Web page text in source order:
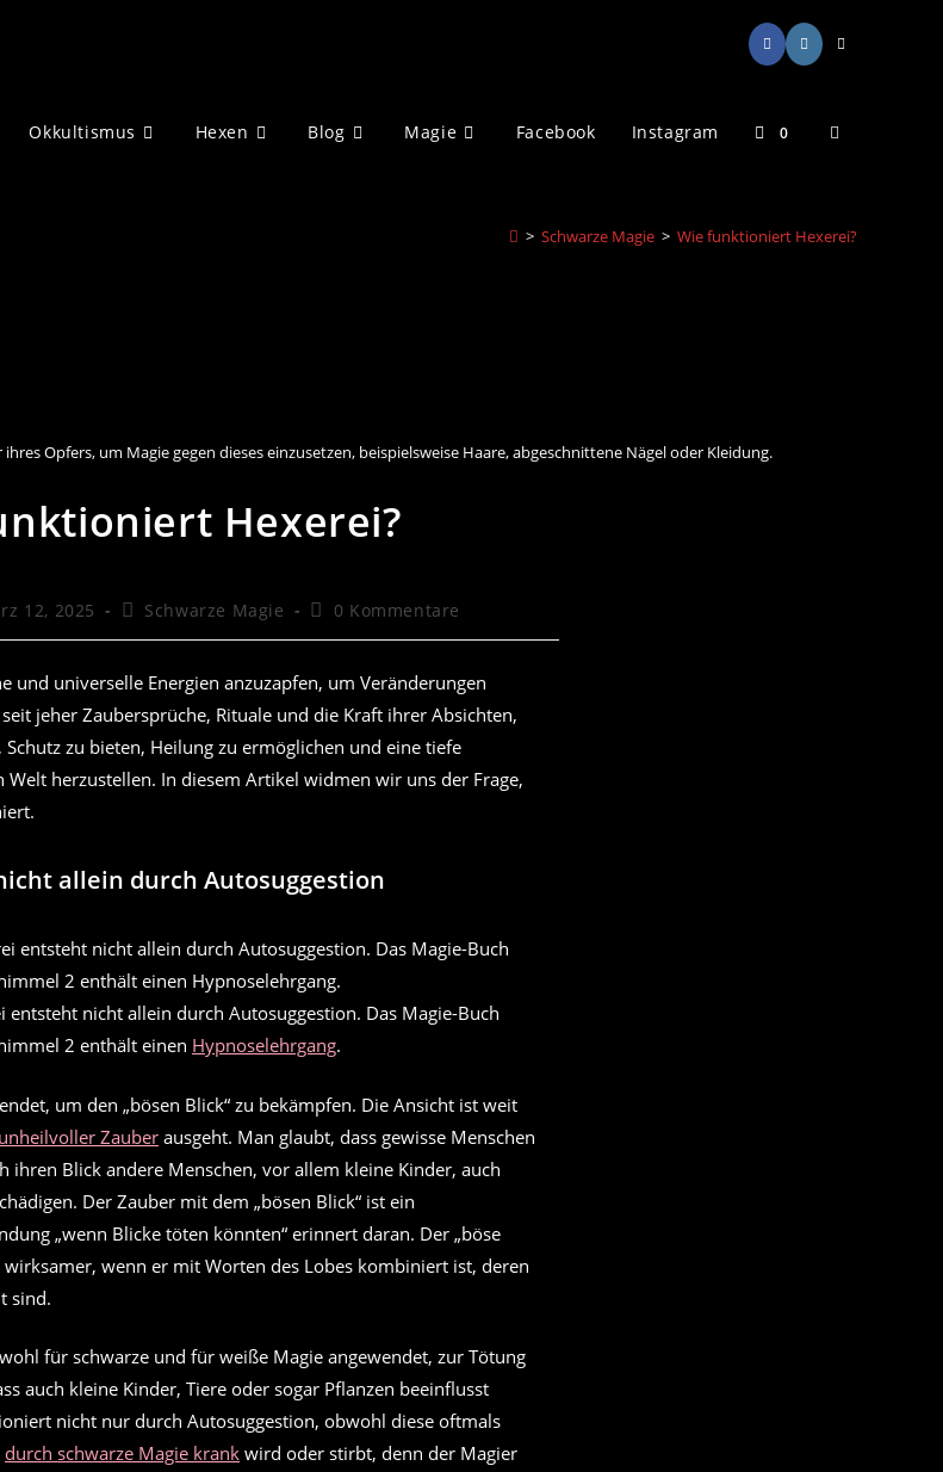
Okkultismus Hexen Blog Magie Facebook Instagram 0 Website-
> Schwarze Magie > Wie funktioniert Hexerei?
Opfers, um Magie gegen dieses einzusetzen, beispielsweise Haare, abgeschnittene Nägel oder Kleidung.
Hexerei?
12, 2025
Beitrags-
Schwarze Magie
Beitrags-
0 Kommentare
und universelle Energien anzuzapfen, um Veränderungen
jeher Zaubersprüche, Rituale und die Kraft ihrer Absichten,
, Schutz zu bieten, Heilung zu ermöglichen und eine tiefe
herzustellen. In diesem Artikel widmen wir uns der Frage,
allein durch Autosuggestion
entsteht nicht allein durch Autosuggestion. Das Magie-Buch
2 enthält einen Hypnoselehrgang.
um den „bösen Blick“ zu bekämpfen. Die Ansicht ist weit
unheilvoller Zauber ausgeht. Man glaubt, dass gewisse Menschen
ihren Blick andere Menschen, vor allem kleine Kinder, auch
Der Zauber mit dem „bösen Blick“ ist ein
„wenn Blicke töten könnten“ erinnert daran. Der „böse
wirksamer, wenn er mit Worten des Lobes kombiniert ist, deren
sind.
für schwarze und für weiße Magie angewendet, zur Tötung
auch kleine Kinder, Tiere oder sogar Pflanzen beeinflusst
nicht nur durch Autosuggestion, obwohl diese oftmals
durch schwarze Magie krank wird oder stirbt, denn der Magier